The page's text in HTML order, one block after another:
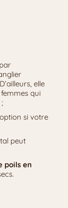
elle
qui
si votre
peut
poils en